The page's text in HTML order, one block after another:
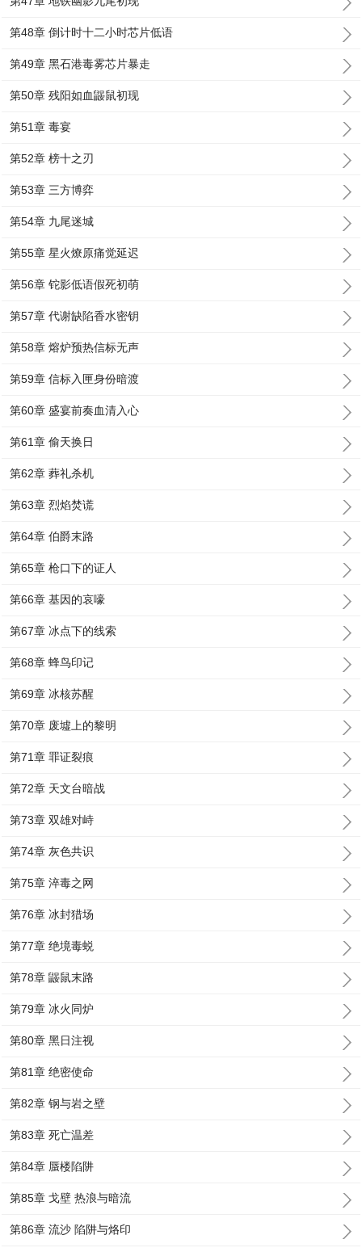
第48章 倒计时十二小时芯片低语
第49章 黑石港毒雾芯片暴走
第50章 残阳如血鼹鼠初现
第51章 毒宴
第52章 榜十之刃
第53章 三方博弈
第54章 九尾迷城
第55章 星火燎原痛觉延迟
第56章 铊影低语假死初萌
第57章 代谢缺陷香水密钥
第58章 熔炉预热信标无声
第59章 信标入匣身份暗渡
第60章 盛宴前奏血清入心
第61章 偷天换日
第62章 葬礼杀机
第63章 烈焰焚谎
第64章 伯爵末路
第65章 枪口下的证人
第66章 基因的哀嚎
第67章 冰点下的线索
第68章 蜂鸟印记
第69章 冰核苏醒
第70章 废墟上的黎明
第71章 罪证裂痕
第72章 天文台暗战
第73章 双雄对峙
第74章 灰色共识
第75章 淬毒之网
第76章 冰封猎场
第77章 绝境毒蜕
第78章 鼹鼠末路
第79章 冰火同炉
第80章 黑日注视
第81章 绝密使命
第82章 钢与岩之壁
第83章 死亡温差
第84章 蜃楼陷阱
第85章 戈壁 热浪与暗流
第86章 流沙 陷阱与烙印